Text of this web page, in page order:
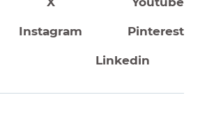
Instagram Pinterest
Linkedin